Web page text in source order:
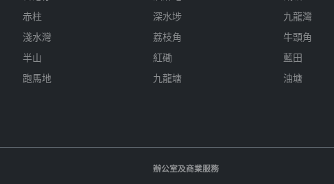
赤柱
淺水灣
半山
跑馬地
深水埗
荔枝角
紅磡
九龍塘
九龍灣
牛頭角
藍田
油塘
辦公室及商業服務